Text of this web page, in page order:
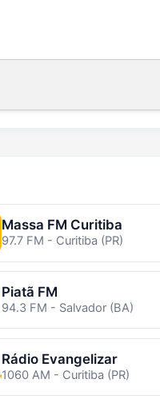
Massa FM Curitiba
97.7 FM - Curitiba (PR)
Piatã FM
94.3 FM - Salvador (BA)
Rádio Evangelizar
1060 AM - Curitiba (PR)